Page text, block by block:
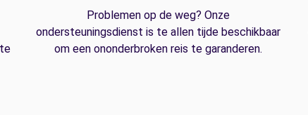
Problemen op de weg? Onze
ondersteuningsdienst is te allen tijde beschikbaar
om een ononderbroken reis te garanderen.